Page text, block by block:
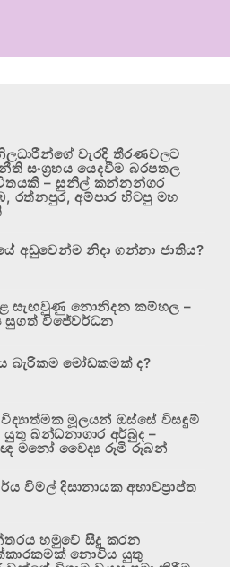
වැරදි තීරණවලට
සංග්‍රහය යෙදවීම බරපතල
– සුනිල් කන්නන්ගර
රත්නපුර, අම්පාර හිටපු මහ
අඩුවෙන්ම නිදා ගන්නා ජාතිය?
සැඟවුණු නොනිදන කම්හල –
සුගත් විජේවර්ධන
බැරිකම මෝඩකමක් ද?
මූලයන් ඔස්සේ විසඳුම්
බන්ධනාගාර අර්බුද –
මනෝ වෛද්‍ය රූමි රූබන්
විමල් දිසානායක අභාවප්‍රාප්ත
හමුවේ සිදු කරන
නොවිය යුතු